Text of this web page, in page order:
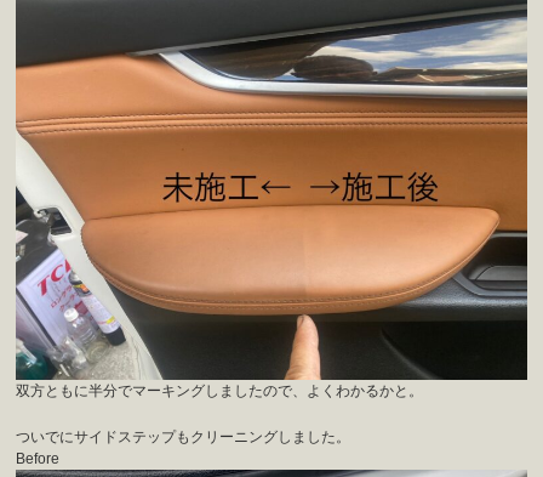
双方ともに半分でマーキングしましたので、よくわかるかと。
ついでにサイドステップもクリーニングしました。
Before